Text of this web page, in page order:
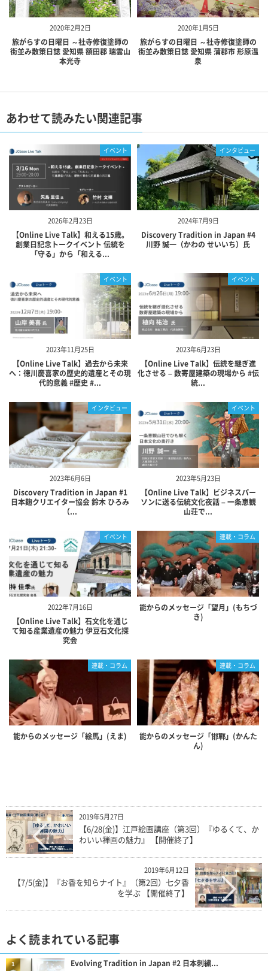
2020年2月2日
旅がらすの日曜日 ～社寺修復塗師の
街並み散策日誌 愛知県 額田郡 瑞雲山
本光寺
2020年1月5日
旅がらすの日曜日 ～社寺修復塗師の
街並み散策日誌 愛知県 蒲郡市 形原温
泉
あわせて読みたい関連記事
2026年2月23日
イベント
【Online Live Talk】和える15歳。
創業日記念トークイベント 伝統を
「守る」から「和える...
2024年7月9日
インタビュー
Discovery Tradition in Japan #4
川野 誠一（かわの せいいち）氏
2023年11月25日
イベント
【Online Live Talk】過去から未来
へ：徳川慶喜家の歴史的遺産とその現
代的意義 #歴史 #...
2023年6月23日
イベント
【Online Live Talk】伝統を継ぎ進
化させる – 数寄屋建築の現場から #伝
統...
2023年6月6日
インタビュー
Discovery Tradition in Japan #1
日本麹クリエイター協会 鈴木 ひろみ
（...
2023年5月23日
イベント
【Online Live Talk】ビジネスパー
ソンに送る伝統文化夜話 – 一条恵観
山荘で...
2022年7月16日
イベント
【Online Live Talk】石文化を通じ
て知る産業遺産の魅力 伊豆石文化探
究会
連載・コラム
能からのメッセージ「望月」(もちづ
き)
連載・コラム
能からのメッセージ「絵馬」(えま)
連載・コラム
能からのメッセージ「邯鄲」(かんた
ん)
2019年5月27日
【6/28(金)】江戸絵画講座（第3回）『ゆるくて、か
わいい禅画の魅力』 【開催終了】
2019年6月12日
【7/5(金)】『お香を知らナイト』（第2回）七夕香
を学ぶ 【開催終了】
よく読まれている記事
Evolving Tradition in Japan #2 日本刺繍...
1